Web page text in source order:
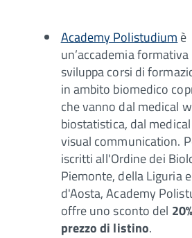
Academy Polistudium è
un’accademia
sviluppa corsi di
in ambito biomedico
che vanno dal medical
biostatistica, dal
visual communication.
iscritti all'Ordine dei
Piemonte, della Liguria
d'Aosta, Academy
offre uno sconto del
prezzo di listino.